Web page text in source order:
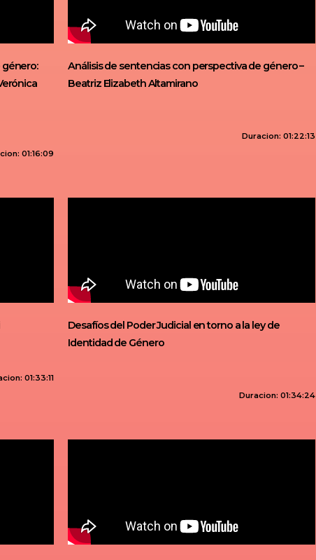
01:16:09
Análisis de sentencias con perspectiva de género –
Beatriz Elizabeth Altamirano
Duracion: 01:22:13
01:33:11
Desafíos del Poder Judicial en torno a la ley de
Identidad de Género
Duracion: 01:34:24